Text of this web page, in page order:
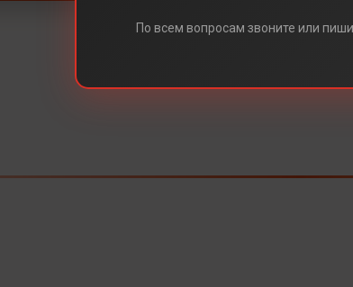
По всем вопросам звоните или